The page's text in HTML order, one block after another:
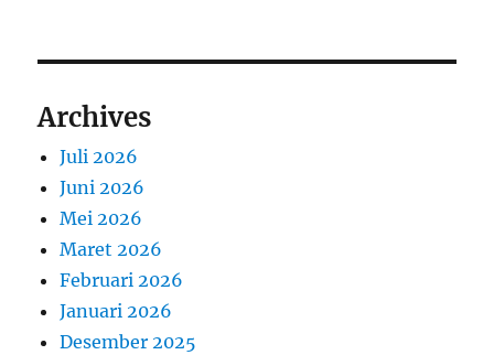
Archives
Juli 2026
Juni 2026
Mei 2026
Maret 2026
Februari 2026
Januari 2026
Desember 2025